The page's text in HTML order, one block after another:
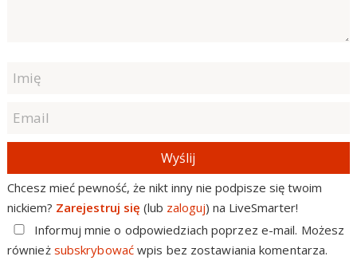
Wyślij
Chcesz mieć pewność, że nikt inny nie podpisze się twoim
nickiem? Zarejestruj się (lub zaloguj) na LiveSmarter!
Informuj mnie o odpowiedziach poprzez e-mail. Możesz
również subskrybowaćwpis bez zostawiania komentarza.